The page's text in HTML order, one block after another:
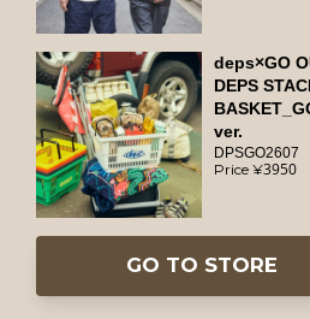
deps×GO
DEPS
ver.
DPSGO2607
3950
GO TO STORE